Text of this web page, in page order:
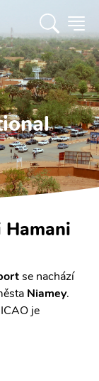
se nachází
Niamey.
je